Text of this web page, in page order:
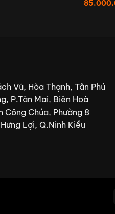
CHẤT
Vũ, Hòa Thạnh, Tân Phú
P.Tân Mai, Biên Hoà
Công Chúa, Phường 8
Lợi, Q.Ninh Kiều